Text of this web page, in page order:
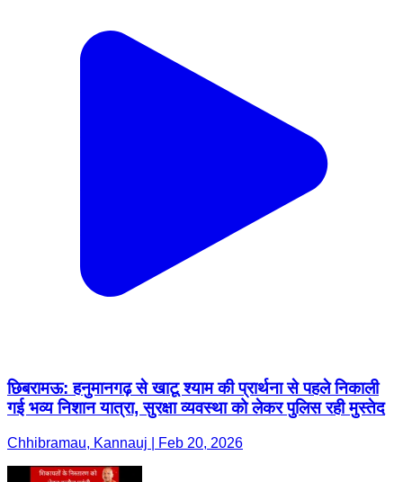
छिबरामऊ: हनुमानगढ़ से खाटू श्याम की प्रार्थना से पहले निकाली
गई भव्य निशान यात्रा, सुरक्षा व्यवस्था को लेकर पुलिस रही मुस्तेद
Chhibramau, Kannauj | Feb 20, 2026